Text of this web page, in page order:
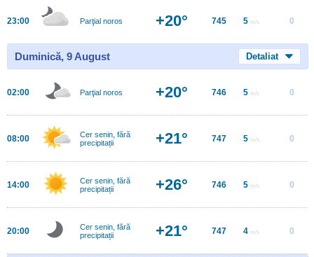
23:00 Parţial noros +20° 745 5 m/s 0
Duminică, 9 August Detaliat
02:00 Parţial noros +20° 746 5 m/s 0
08:00
Cer senin, fără
precipitații
+21° 747 5 m/s 0
14:00
Cer senin, fără
precipitații
+26° 746 5 m/s 0
20:00
Cer senin, fără
precipitații
+21° 747 4 m/s 0